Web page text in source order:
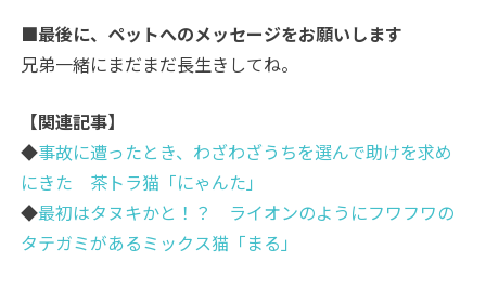
■最後に、ペットへのメッセージをお願いします
兄弟一緒にまだまだ長生きしてね。
【関連記事】
◆事故に遭ったとき、わざわざうちを選んで助けを求め
にきた 茶トラ猫「にゃんた」
◆最初はタヌキかと！？ ライオンのようにフワフワの
タテガミがあるミックス猫「まる」